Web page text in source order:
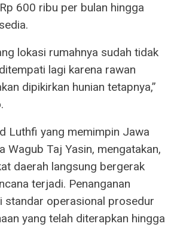
600 ribu per bulan hingga
lokasi rumahnya sudah tidak
lagi karena rawan
dipikirkan hunian tetapnya,”
Luthfi yang memimpin Jawa
Wagub Taj Yasin, mengatakan,
daerah langsung bergerak
terjadi. Penanganan
standar operasional prosedur
yang telah diterapkan hingga